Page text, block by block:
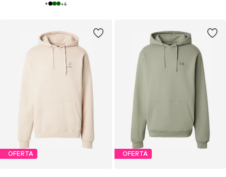
+4
OFERTA OFERTA